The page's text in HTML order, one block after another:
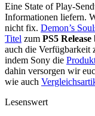
Eine State of Play-
Informationen liefern.
nicht fix. Demon’s
Titel zum PS5 Release
auch die Verfügbarkeit
indem Sony die
dahin versorgen wir
wie auch
Lesenswert